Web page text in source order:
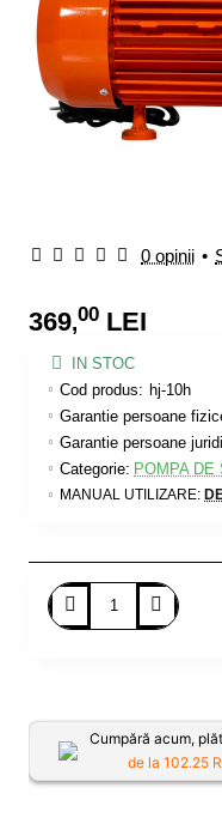
0 opinii •
369,00 LEI
IN STOC
Cod produs: hj-10h
Garantie persoane
MANUAL UTILIZARE:
Garantie persoane
Categorie: POMPA DE
Cumpără acum,
de la 102.25